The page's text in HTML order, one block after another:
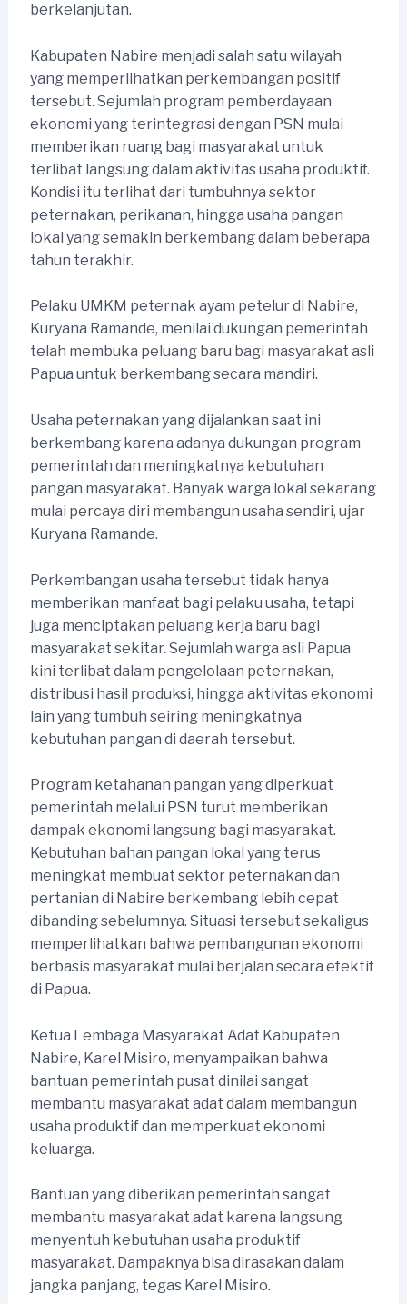
berkelanjutan.
Kabupaten Nabire menjadi salah satu wilayah
yang memperlihatkan perkembangan positif
tersebut. Sejumlah program pemberdayaan
ekonomi yang terintegrasi dengan PSN mulai
memberikan ruang bagi masyarakat untuk
terlibat langsung dalam aktivitas usaha produktif.
Kondisi itu terlihat dari tumbuhnya sektor
peternakan, perikanan, hingga usaha pangan
lokal yang semakin berkembang dalam beberapa
tahun terakhir.
Pelaku UMKM peternak ayam petelur di Nabire,
Kuryana Ramande, menilai dukungan pemerintah
telah membuka peluang baru bagi masyarakat asli
Papua untuk berkembang secara mandiri.
Usaha peternakan yang dijalankan saat ini
berkembang karena adanya dukungan program
pemerintah dan meningkatnya kebutuhan
pangan masyarakat. Banyak warga lokal sekarang
mulai percaya diri membangun usaha sendiri, ujar
Kuryana Ramande.
Perkembangan usaha tersebut tidak hanya
memberikan manfaat bagi pelaku usaha, tetapi
juga menciptakan peluang kerja baru bagi
masyarakat sekitar. Sejumlah warga asli Papua
kini terlibat dalam pengelolaan peternakan,
distribusi hasil produksi, hingga aktivitas ekonomi
lain yang tumbuh seiring meningkatnya
kebutuhan pangan di daerah tersebut.
Program ketahanan pangan yang diperkuat
pemerintah melalui PSN turut memberikan
dampak ekonomi langsung bagi masyarakat.
Kebutuhan bahan pangan lokal yang terus
meningkat membuat sektor peternakan dan
pertanian di Nabire berkembang lebih cepat
dibanding sebelumnya. Situasi tersebut sekaligus
memperlihatkan bahwa pembangunan ekonomi
berbasis masyarakat mulai berjalan secara efektif
di Papua.
Ketua Lembaga Masyarakat Adat Kabupaten
Nabire, Karel Misiro, menyampaikan bahwa
bantuan pemerintah pusat dinilai sangat
membantu masyarakat adat dalam membangun
usaha produktif dan memperkuat ekonomi
keluarga.
Bantuan yang diberikan pemerintah sangat
membantu masyarakat adat karena langsung
menyentuh kebutuhan usaha produktif
masyarakat. Dampaknya bisa dirasakan dalam
jangka panjang, tegas Karel Misiro.